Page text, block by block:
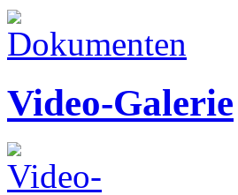
Video-Galerie